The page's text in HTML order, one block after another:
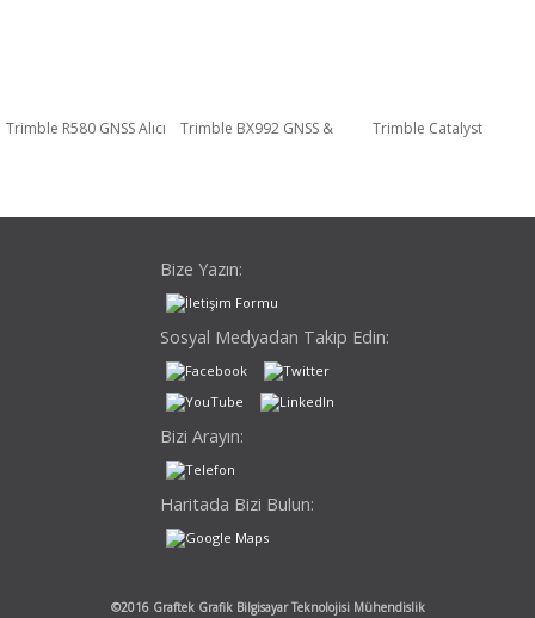
Trimble R580 GNSS Alıcı
Trimble BX992 GNSS &
Trimble Catalyst
Bize Yazın:
Sosyal Medyadan Takip Edin:
Bizi Arayın:
Haritada Bizi Bulun:
©2016 Graftek Grafik Bilgisayar Teknolojisi Mühendislik